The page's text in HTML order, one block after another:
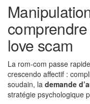
love scam
La rom-com passe
crescendo affectif :
soudain, la demande
stratégie psychologique